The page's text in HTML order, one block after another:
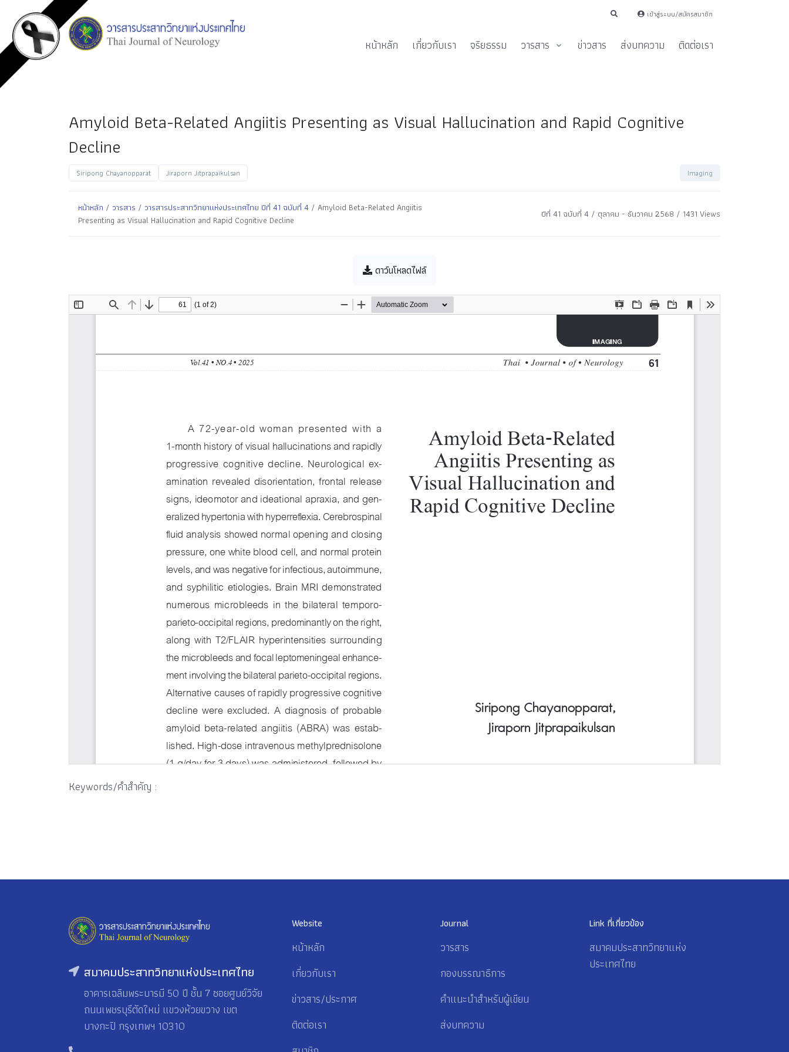
เข้าสู่ระบบ/สมัครสมาชิก
หน้าหลัก เกี่ยวกับเรา จริยธรรม วารสาร ข่าวสาร ส่งบทความ ติดต่อเรา
Amyloid Beta-Related Angiitis Presenting as Visual Hallucination and Rapid Cognitive
Decline
Siripong Chayanopparat Jiraporn Jitprapaikulsan Imaging
หน้าหลัก / วารสาร / วารสารประสาทวิทยาแห่งประเทศไทย ปีที่ 41 ฉบับที่ 4 / Amyloid Beta-Related Angiitis
Presenting as Visual Hallucination and Rapid Cognitive Decline
ปีที่ 41 ฉบับที่ 4 / ตุลาคม - ธันวาคม 2568 / 1431 Views
ดาว์นโหลดไฟล์
Keywords/คำสำคัญ :
สมาคมประสาทวิทยาแห่งประเทศไทย
อาคารเฉลิมพระบารมี 50 ปี ชั้น 7 ซอยศูนย์วิจัย
ถนนเพชรบุรีตัดใหม่ แขวงห้วยขวาง เขต
บางกะปิ กรุงเทพฯ 10310
Website
หน้าหลัก
เกี่ยวกับเรา
ข่าวสาร/ประกาศ
ติดต่อเรา
Journal
วารสาร
กองบรรณาธิการ
คำแนะนำสำหรับผู้เขียน
ส่งบทความ
Link ที่เกี่ยวข้อง
สมาคมประสาทวิทยาแห่ง
ประเทศไทย